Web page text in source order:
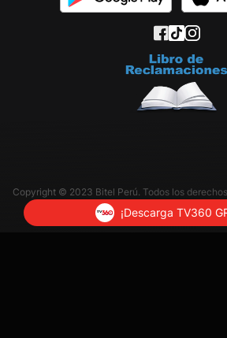
Copyright © 2023 Bitel Perú. Todos los
¡Descarga TV360